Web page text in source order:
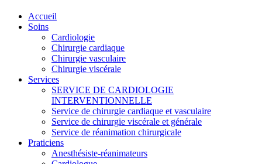
Accueil
Soins
Cardiologie
Chirurgie cardiaque
Chirurgie vasculaire
Chirurgie viscérale
Services
SERVICE DE CARDIOLOGIE
INTERVENTIONNELLE
Service de chirurgie cardiaque et vasculaire
Service de chirurgie viscérale et générale
Service de réanimation chirurgicale
Praticiens
Anesthésiste-réanimateurs